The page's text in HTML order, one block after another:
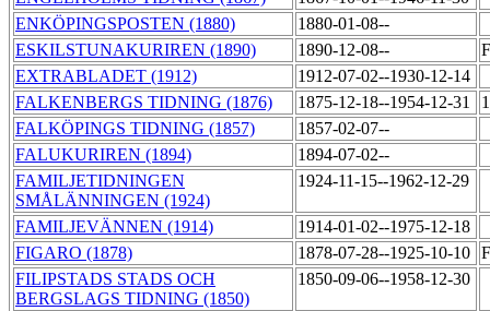
ENKÖPINGSPOSTEN (1880)
1880-01-08--
ESKILSTUNAKURIREN (1890)
1890-12-08--
EXTRABLADET (1912)
1912-07-02--1930-12-14
FALKENBERGS TIDNING (1876)
1875-12-18--1954-12-31
FALKÖPINGS TIDNING (1857)
1857-02-07--
FALUKURIREN (1894)
1894-07-02--
FAMILJETIDNINGEN
SMÅLÄNNINGEN (1924)
1924-11-15--1962-12-29
FAMILJEVÄNNEN (1914)
1914-01-02--1975-12-18
FIGARO (1878)
1878-07-28--1925-10-10
FILIPSTADS STADS OCH
BERGSLAGS TIDNING (1850)
1850-09-06--1958-12-30